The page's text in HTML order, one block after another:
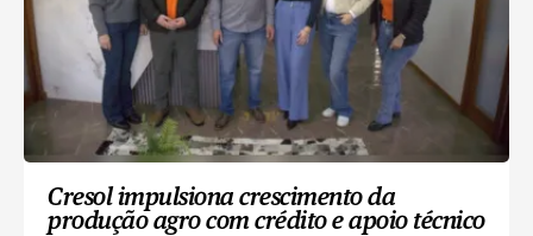
Cresol impulsiona crescimento da
produção agro com crédito e apoio técnico